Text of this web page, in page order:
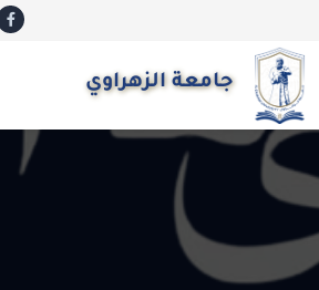
جامعة الزهراوي